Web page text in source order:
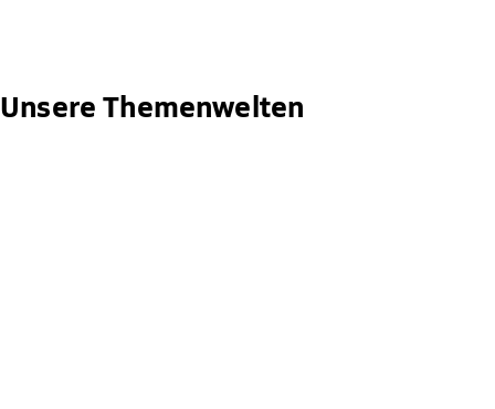
Unsere Themenwelten